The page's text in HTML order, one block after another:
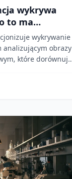
wykrywa
to ma
wykrywanie
analizującym obrazy
które dorównują